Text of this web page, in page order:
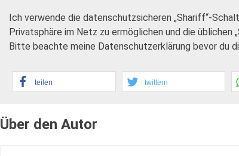
Ich verwende die datenschutzsicheren „Shariff“-
Privatsphäre im Netz zu ermöglichen und die
Bitte beachte meine Datenschutzerklärung bevor du
teilen twittern
Über den Autor